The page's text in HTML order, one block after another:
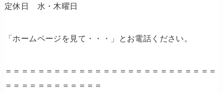
定休日 水・木曜日
「ホームページを見て・・・」とお電話ください。
＝＝＝＝＝＝＝＝＝＝＝＝＝＝＝＝＝＝＝＝＝＝＝＝＝＝
＝＝＝＝＝＝＝＝＝＝＝＝